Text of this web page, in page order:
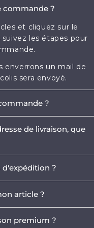
commande ?
et cliquez sur le
les étapes pour
enverrons un mail de
sera envoyé.
?
achat.de livraison, que
indiquée pour la
contactez-nous
d'expédition ?
et les délais de
en France, et jusqu'à
en Europe.
article ?
premium ?